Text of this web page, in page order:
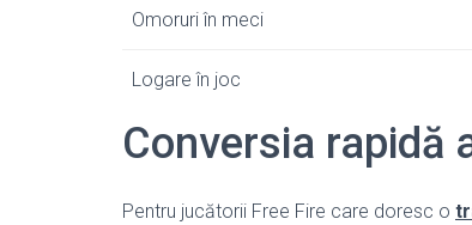
Omoruri în meci
Logare în joc
Conversia rapidă
Pentru jucătorii Free Fire care doresc o